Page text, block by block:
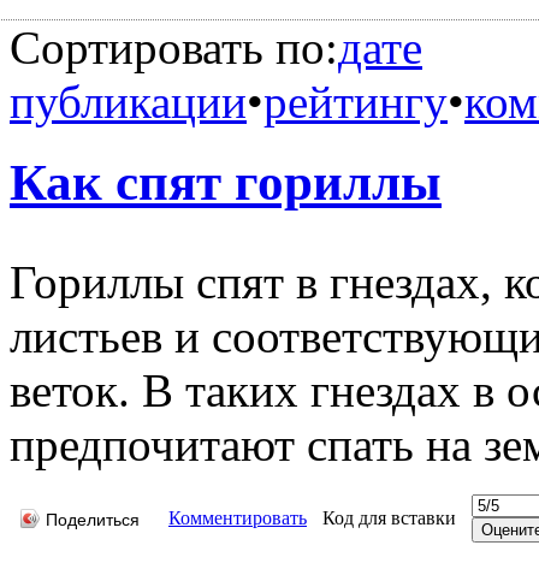
Сортировать по:дате
публикации•рейтингу•
Как спят гориллы
Гориллы спят в гнездах,
листьев и
веток. В таких гнездах
предпочитают спать на
Поделиться Комментировать Код для вставки